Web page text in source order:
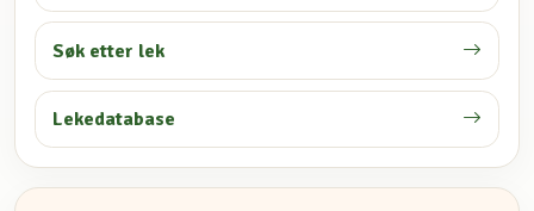
Søk etter lek
Lekedatabase